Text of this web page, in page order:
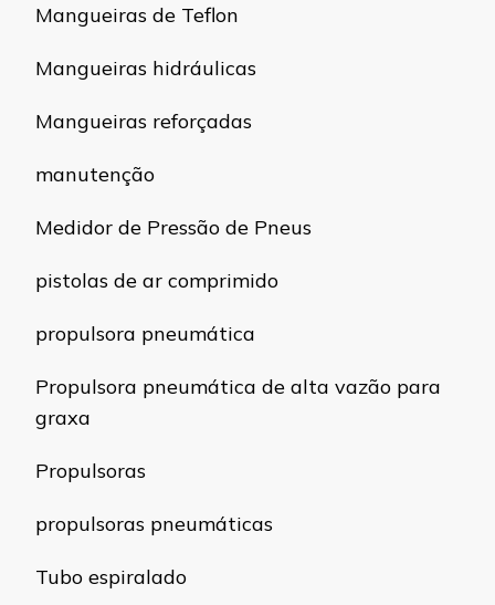
Mangueiras de Teflon
Mangueiras hidráulicas
Mangueiras reforçadas
manutenção
Medidor de Pressão de Pneus
pistolas de ar comprimido
propulsora pneumática
Propulsora pneumática de alta vazão para
graxa
Propulsoras
propulsoras pneumáticas
Tubo espiralado